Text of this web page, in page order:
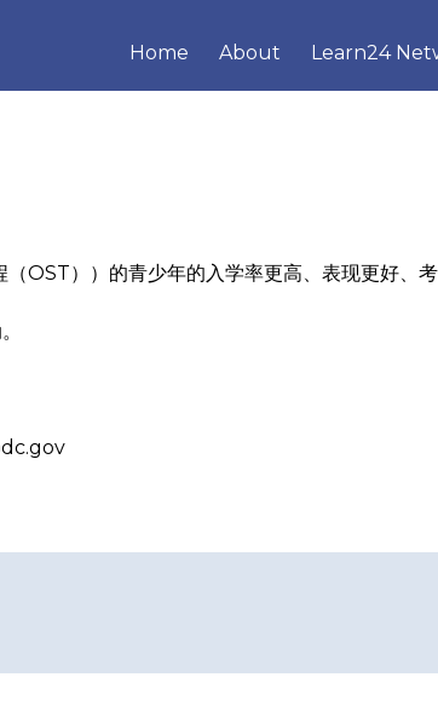
Home About Learn24
OST））的青少年的入学率更高、表现更好、
校外和暑期活动。